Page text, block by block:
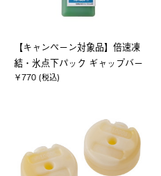
【キャンペーン対象品】倍速凍
結・氷点下パック ギャップバー
￥770 (税込)